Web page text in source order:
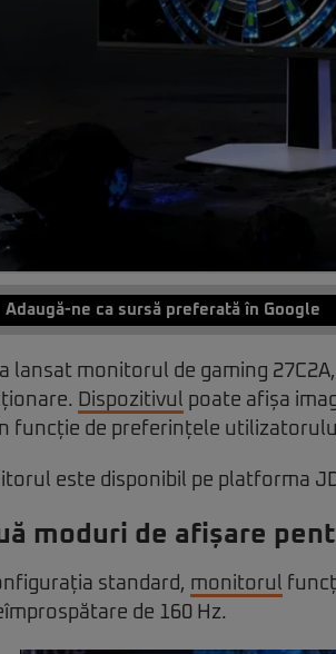
Adaugă-ne ca sursă preferată în Google
a lansat monitorul de gaming
Dispozitivul poate afișa
funcție de preferințele
este disponibil pe platforma
moduri de afișare
standard, monitorul
de 160 Hz.